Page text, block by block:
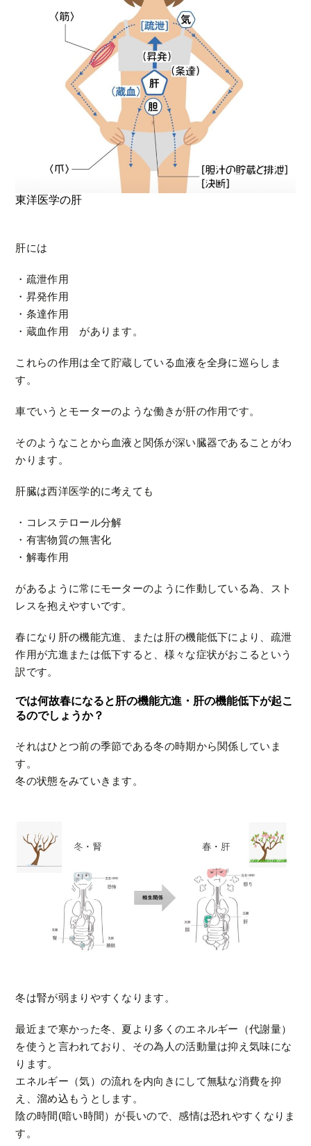
東洋医学の肝
肝には
・疏泄作用
・昇発作用
・条達作用
・蔵血作用 があります。
これらの作用は全て貯蔵している血液を全身に巡らしま
す。
車でいうとモーターのような働きが肝の作用です。
そのようなことから血液と関係が深い臓器であることがわ
かります。
肝臓は西洋医学的に考えても
・コレステロール分解
・有害物質の無害化
・解毒作用
があるように常にモーターのように作動している為、スト
レスを抱えやすいです。
春になり肝の機能亢進、または肝の機能低下により、疏泄
作用が亢進または低下すると、様々な症状がおこるという
訳です。
では何故春になると肝の機能亢進・肝の機能低下が起こ
るのでしょうか？
それはひとつ前の季節である冬の時期から関係していま
す。
冬の状態をみていきます。
冬は腎が弱まりやすくなります。
最近まで寒かった冬、夏より多くのエネルギー（代謝量）
を使うと言われており、その為人の活動量は抑え気味にな
ります。
エネルギー（気）の流れを内向きにして無駄な消費を抑
え、溜め込もうとします。
陰の時間(暗い時間）が長いので、感情は恐れやすくなりま
す。